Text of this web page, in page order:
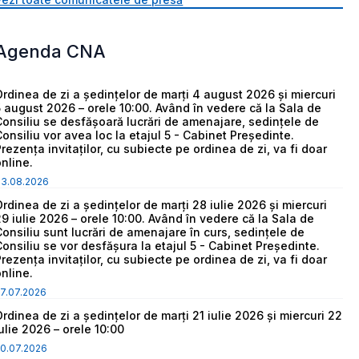
CNA
de zi a ședințelor de marți 4 august 2026 și miercuri
august 2026 – orele 10:00. Având în vedere că la Sala de
se desfășoară lucrări de amenajare, sedințele de
vor avea loc la etajul 5 - Cabinet Președinte.
invitaților, cu subiecte pe ordinea de zi, va fi doar
de zi a ședințelor de marți 28 iulie 2026 și miercuri
iulie 2026 – orele 10:00. Având în vedere că la Sala de
sunt lucrări de amenajare în curs, sedințele de
se vor desfășura la etajul 5 - Cabinet Președinte.
invitaților, cu subiecte pe ordinea de zi, va fi doar
de zi a ședințelor de marți 21 iulie 2026 și miercuri 22
2026 – orele 10:00